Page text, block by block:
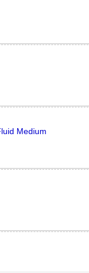
Medium